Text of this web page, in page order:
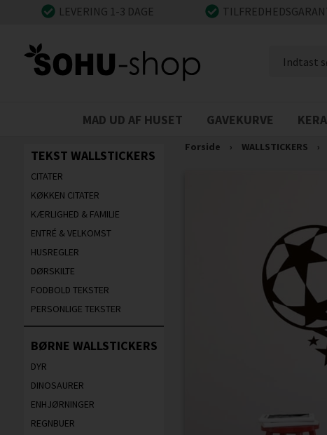
LEVERING 1-3 DAGE
MAD UD AF HUSET GAVEKURVE
TEKST WALLSTICKERS
CITATER
KØKKEN CITATER
KÆRLIGHED & FAMILIE
ENTRÉ & VELKOMST
HUSREGLER
DØRSKILTE
FODBOLD TEKSTER
PERSONLIGE TEKSTER
BØRNE WALLSTICKERS
DYR
DINOSAURER
ENHJØRNINGER
REGNBUER
Forside › WALLSTICKERS ›